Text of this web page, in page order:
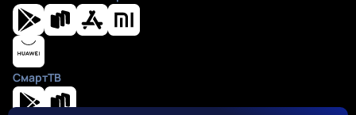
СмартТВ